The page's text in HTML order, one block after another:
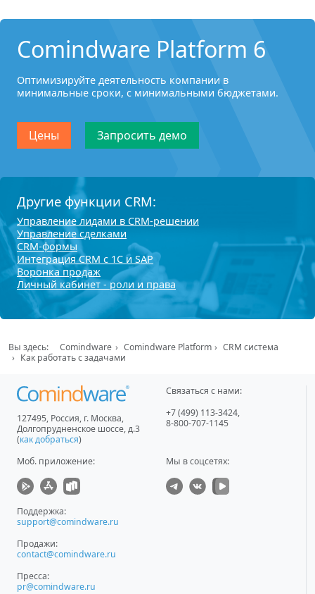
Другие функции CRM:
Управление лидами в CRM-решении
Управление сделками
CRM-формы
Интеграция CRM с 1С и SAP
Воронка продаж
Личный кабинет - роли и права
Comindware Platform 6
Оптимизируйте деятельность компании в
минимальные сроки, с минимальными бюджетами.
Цены Запросить демо
Вы здесь: Comindware Comindware Platform
CRM система
Как работать с задачами
127495, Россия, г. Москва,
Долгопрудненское шоссе, д.3
(как добраться)
Связаться с нами:
+7 (499) 113-3424,
8-800-707-1145
Моб. приложение: Мы в соцсетях:
Поддержка:
support@comindware.ru
Продажи:
contact@comindware.ru
Пресса:
pr@comindware.ru